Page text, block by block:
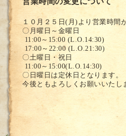
１０月２５日(月)より営業時間
〇月曜日～金曜日
11:00～15:00 (L.O.14:30)
17:00～22:00 (L.O.21:30)
〇土曜日・祝日
11:00～15:00(L.O.14:30)
〇日曜日は定休日となります。
今後ともよろしくお願いいたし